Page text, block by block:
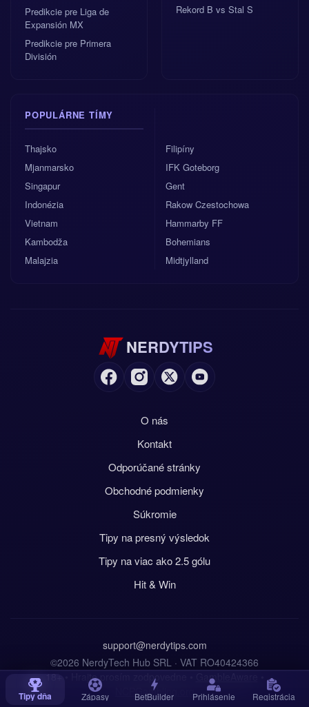
Tipy dňa Zápasy BetBuilder Prihlásenie Registrácia
Predikcie pre Liga de
Expansión MX
Predikcie pre Primera
División
Rekord B vs Stal S
POPULÁRNE TÍMY
Thajsko
Mjanmarsko
Singapur
Indonézia
Vietnam
Kambodža
Malajzia
Filipíny
IFK Goteborg
Gent
Rakow Czestochowa
Hammarby FF
Bohemians
Midtjylland
NERDYTIPS
O nás
Kontakt
Odporúčané stránky
Obchodné podmienky
Súkromie
Tipy na presný výsledok
Tipy na viac ako 2.5 gólu
Hit & Win
18+ • Hrajte prosím zodpovedne • GambleAware
NCPGambling.org
support@nerdytips.com
©2026 NerdyTech Hub SRL · VAT RO40424366